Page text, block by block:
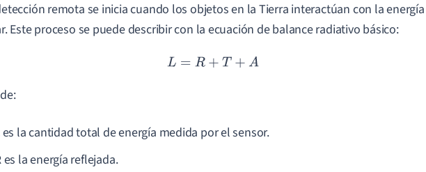
remota se inicia cuando los objetos en la Tierra interactúan con la energía
Este proceso se puede describir con la ecuación de balance radiativo básico:
L=R+T+A
es la cantidad total de energía medida por el sensor.
es la energía reflejada.